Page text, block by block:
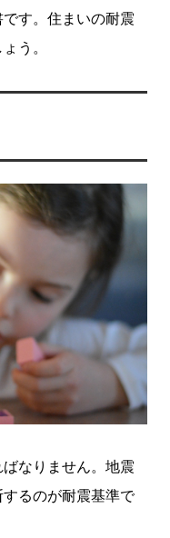
す。住まいの耐震
う。
なりません。地震
るのが耐震基準で